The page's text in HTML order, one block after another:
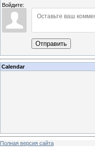
Войдите:
Отправить
Calendar
Полная версия сайта